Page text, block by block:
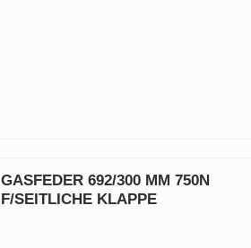
GASFEDER 692/300 MM 750N
F/SEITLICHE KLAPPE